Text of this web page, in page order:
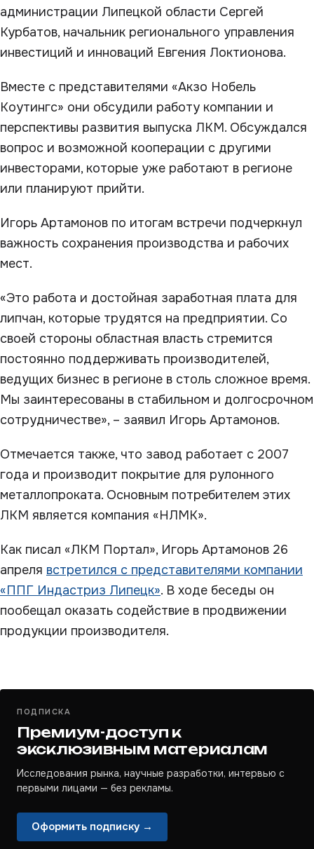
администрации Липецкой области Сергей
Курбатов, начальник регионального управления
инвестиций и инноваций Евгения Локтионова.
Вместе с представителями «Акзо Нобель
Коутингс» они обсудили работу компании и
перспективы развития выпуска ЛКМ. Обсуждался
вопрос и возможной кооперации с другими
инвесторами, которые уже работают в регионе
или планируют прийти.
Игорь Артамонов по итогам встречи подчеркнул
важность сохранения производства и рабочих
мест.
«Это работа и достойная заработная плата для
липчан, которые трудятся на предприятии. Со
своей стороны областная власть стремится
постоянно поддерживать производителей,
ведущих бизнес в регионе в столь сложное время.
Мы заинтересованы в стабильном и долгосрочном
сотрудничестве», – заявил Игорь Артамонов.
Отмечается также, что завод работает с 2007
года и производит покрытие для рулонного
металлопроката. Основным потребителем этих
ЛКМ является компания «НЛМК».
Как писал «ЛКМ Портал», Игорь Артамонов 26
апреля встретился с представителями компании
«ППГ Индастриз Липецк». В ходе беседы он
пообещал оказать содействие в продвижении
продукции производителя.
ПОДПИСКА
Премиум-доступ к
эксклюзивным материалам
Исследования рынка, научные разработки, интервью с
первыми лицами — без рекламы.
Оформить подписку →